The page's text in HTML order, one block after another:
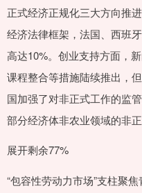
正式经济正规化三大方向推
经济法律框架，法国、西班
高达10%。创业支持方面，
课程整合等措施陆续推出，
国加强了对非正式工作的监
部分经济体非农业领域的非
展开剩余77%
“包容性劳动力市场”支柱聚